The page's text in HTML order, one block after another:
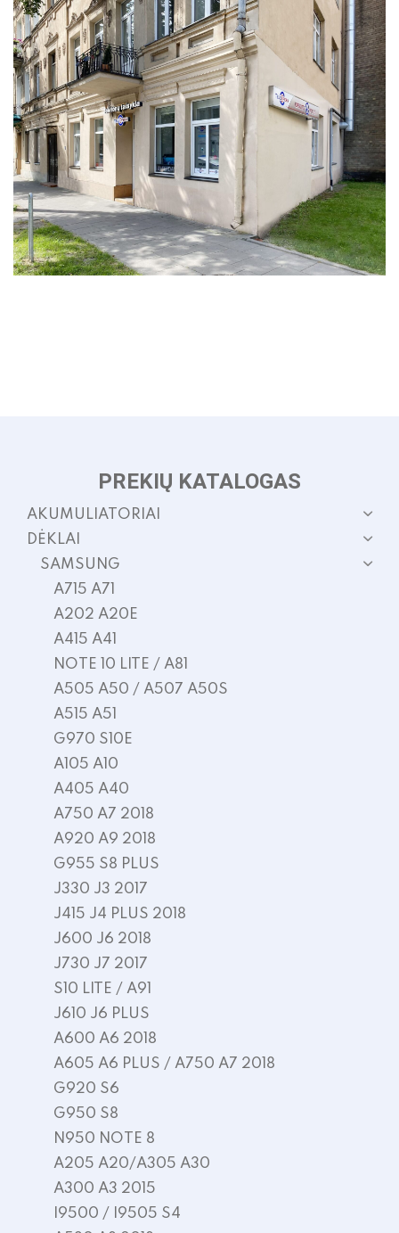
PREKIŲ KATALOGAS
AKUMULIATORIAI
DĖKLAI
SAMSUNG
A715 A71
A202 A20E
A415 A41
NOTE 10 LITE / A81
A505 A50 / A507 A50S
A515 A51
G970 S10E
A105 A10
A405 A40
A750 A7 2018
A920 A9 2018
G955 S8 PLUS
J330 J3 2017
J415 J4 PLUS 2018
J600 J6 2018
J730 J7 2017
S10 LITE / A91
J610 J6 PLUS
A600 A6 2018
A605 A6 PLUS / A750 A7 2018
G920 S6
G950 S8
N950 NOTE 8
A205 A20/A305 A30
A300 A3 2015
I9500 / I9505 S4